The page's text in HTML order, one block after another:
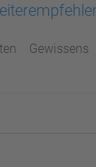
Gewissens